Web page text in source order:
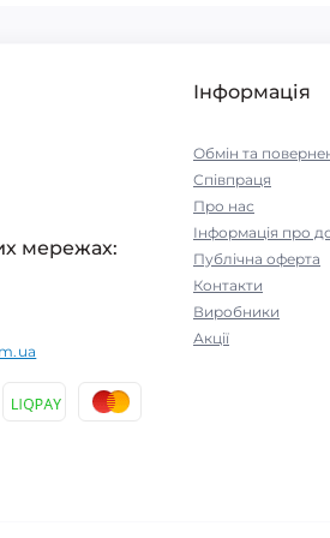
мережах:
Інформація
Обмін та
Співпраця
Про нас
Інформація про
Публічна оферта
Контакти
Виробники
Акції